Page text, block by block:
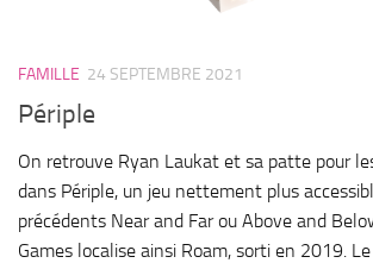
FAMILLE 24 SEPTEMBRE 2021
Périple
On retrouve Ryan Laukat et sa patte pour
dans Périple, un jeu nettement plus
précédents Near and Far ou Above and
Games localise ainsi Roam, sorti en 2019.